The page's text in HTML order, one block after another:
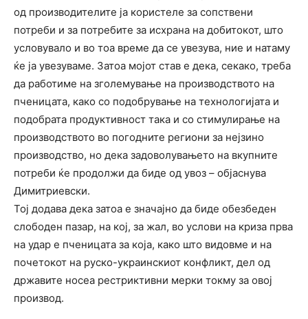
од производителите ја користеле за сопствени
потреби и за потребите за исхрана на добитокот, што
условувало и во тоа време да се увезува, ние и натаму
ќе ја увезуваме. Затоа мојот став е дека, секако, треба
да работиме на зголемување на производството на
пченицата, како со подобрување на технологијата и
подобрата продуктивност така и со стимулирање на
производството во погодните региони за нејзино
производство, но дека задоволувањето на вкупните
потреби ќе продолжи да биде од увоз – објаснува
Димитриевски.
Тој додава дека затоа е значајно да биде обезбеден
слободен пазар, на кој, за жал, во услови на криза прва
на удар е пченицата за која, како што видовме и на
почетокот на руско-украинскиот конфликт, дел од
државите носеа рестриктивни мерки токму за овој
производ.